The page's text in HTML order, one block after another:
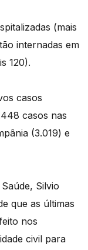
(mais
internadas em
120).
casos
casos nas
(3.019) e
Silvio
que as últimas
nos
civil para